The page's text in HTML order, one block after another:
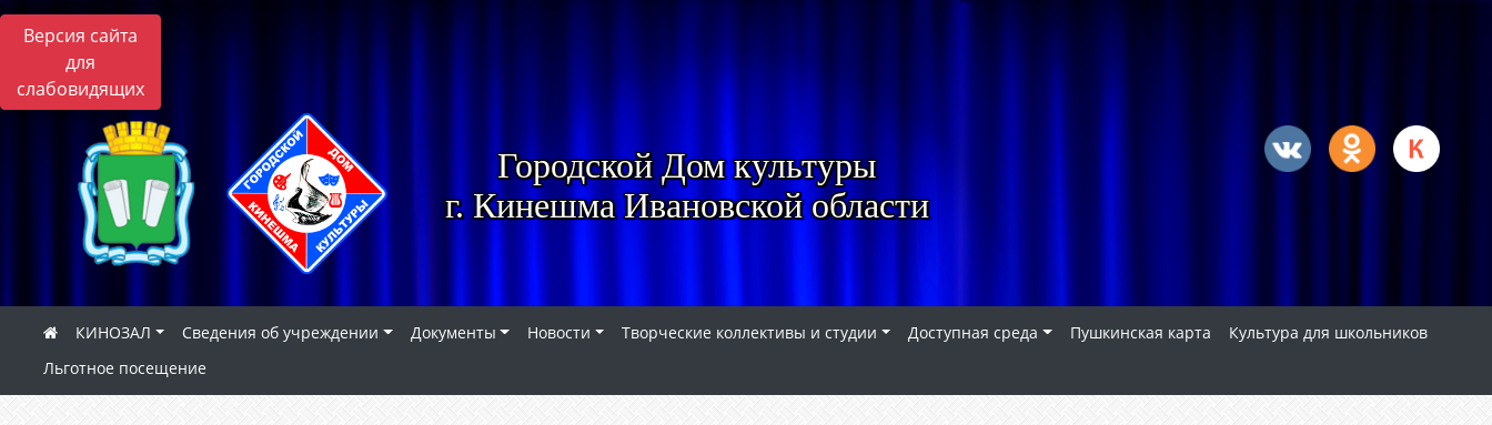
Версия сайта
для
слабовидящих
Городской Дом культуры
г. Кинешма Ивановской области
КИНОЗАЛ Сведения об учреждении Документы Новости Творческие коллективы и студии Доступная среда Пушкинская карта
Культура для школьников
Льготное посещение